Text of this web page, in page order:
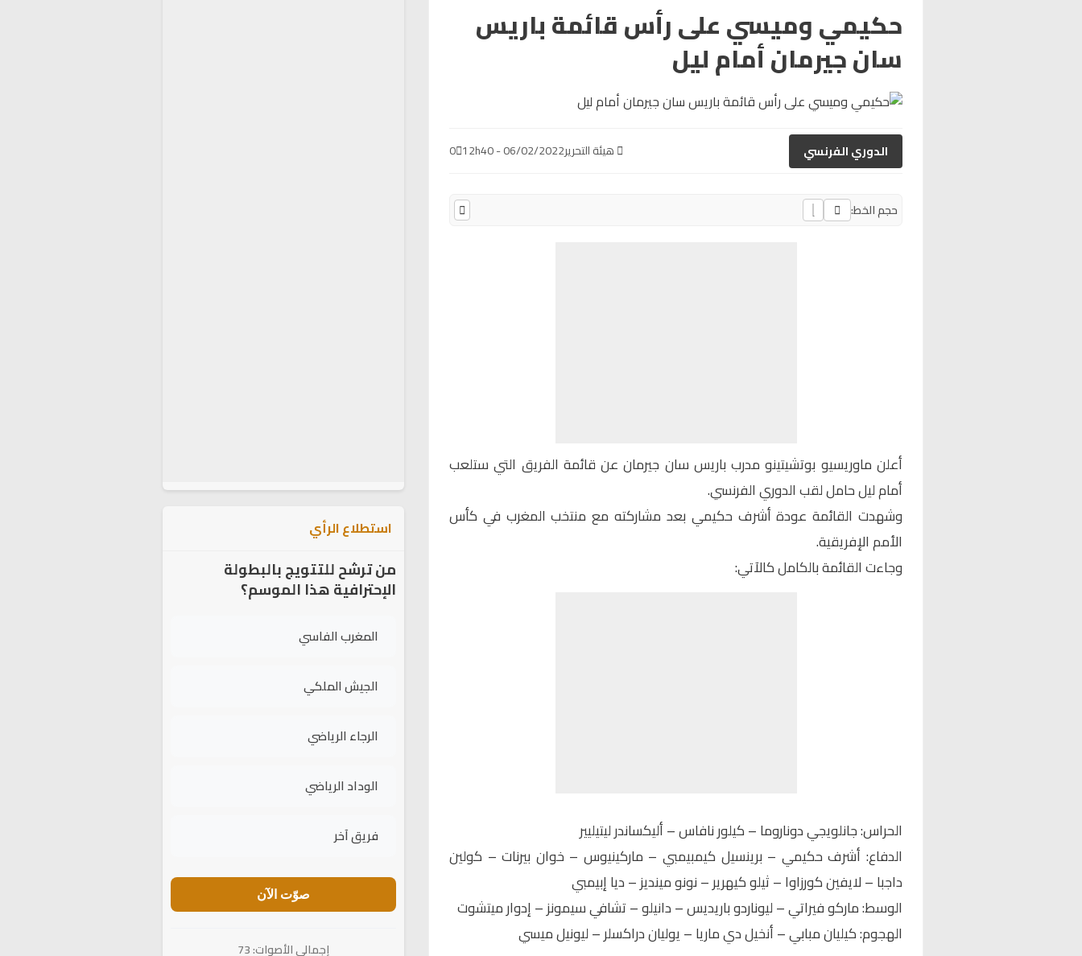
حكيمي وميسي على رأس قائمة باريس
سان جيرمان أمام ليل
الدوري الفرنسي هيئة التحرير06/02/2022 - 12h40
0
حجم الخط:
أعلن ماوريسيو بوتشيتينو مدرب باريس سان جيرمان عن قائمة الفريق التي ستلعب
أمام ليل حامل لقب الدوري الفرنسي.
وشهدت القائمة عودة أشرف حكيمي بعد مشاركته مع منتخب المغرب في كأس
الأمم الإفريقية.
وجاءت القائمة بالكامل كالآتي:
الحراس: جانلويجي دوناروما – كيلور نافاس – أليكساندر ليتيليير
الدفاع: أشرف حكيمي – برينسيل كيمبيمبي – ماركينيوس – خوان بيرنات – كولين
داجبا – لايفين كورزاوا – ثيلو كيهرير – نونو مينديز – ديا إبيمبي
الوسط: ماركو فيراتي – ليوناردو باريديس – دانيلو – تشافي سيمونز – إدوار ميتشوت
الهجوم: كيليان مبابي – أنخيل دي ماريا – يوليان دراكسلر – ليونيل ميسي
استطلاع الرأي
من ترشح للتتويج بالبطولة
الإحترافية هذا الموسم؟
المغرب الفاسي
الجيش الملكي
الرجاء الرياضي
الوداد الرياضي
فريق آخر
صوّت الآن
إجمالي الأصوات: 73